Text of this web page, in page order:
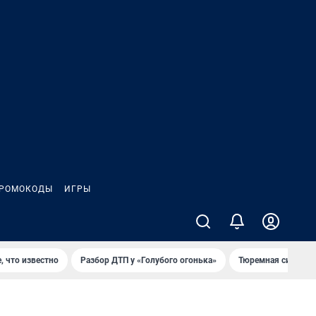
ИГРЫ
что известно Разбор ДТП у «Голубого огонька» Тюремная